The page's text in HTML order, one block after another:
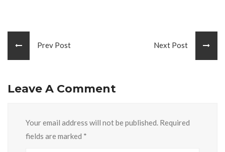
Prev Post Next Post
Leave A Comment
Your email address will not be published. Required
fields are marked *